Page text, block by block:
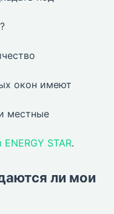
окон имеют
местные
STAR.
ли мои